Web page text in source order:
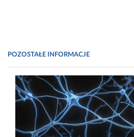
POZOSTAŁE INFORMACJE